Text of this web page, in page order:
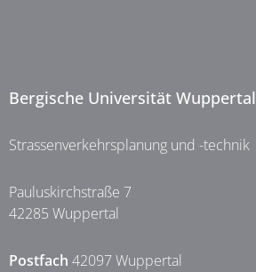
Bergische Universität Wuppertal
Strassenverkehrsplanung und -technik
Pauluskirchstraße 7
42285 Wuppertal
Postfach 42097 Wuppertal